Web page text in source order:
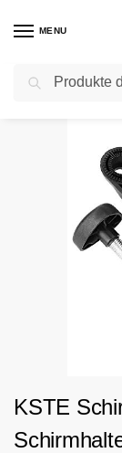
MENU
Start Golftrolley
KSTE